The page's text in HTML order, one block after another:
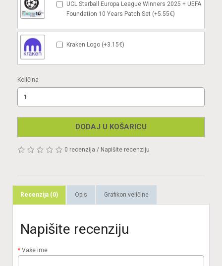
UCL Starball Europa League Winners 2025 + UEFA
Foundation 10 Years Patch Set (+5.55€)
Kraken Logo (+3.15€)
Količina
DODAJ U KOŠARICU
0 recenzija / Napišite recenziju
Recenzija (0) Opis Grafikon veličine
Napišite recenziju
Vaše ime